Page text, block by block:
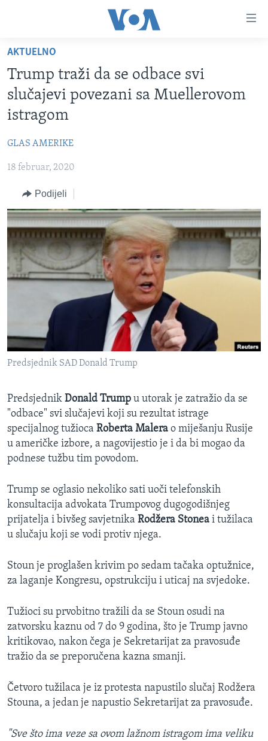
glavni
sadržaj
Pređi
na
glavnu
Idi
na
VIDEO
FOTOGRAFIJE DANA
BOSNA I HERCEGOVINA
SVIJET
NAUKA I TEHNOLOGIJA
SPECIJALNI PROJEKTI
KORUPCIJA
SLOBODA MEDIJA
ŽENSKA STRANA
IZBJEGLIČKA STRANA
MAGAZIN
O GLASU AMERIKE
Learning English
PRATITE NAS
Jezici
AKTUELNO
Trump traži da se odbace svi
slučajevi povezani sa Muellerovom
istragom
GLAS AMERIKE
18 februar, 2020
Podijeli
Predsjednik SAD Donald Trump
Predsjednik Donald Trump u utorak je zatražio da se
"odbace" svi slučajevi koji su rezultat istrage
specijalnog tužioca Roberta Malera o miješanju Rusije
u američke izbore, a nagovijestio je i da bi mogao da
podnese tužbu tim povodom.
Trump se oglasio nekoliko sati uoči telefonskih
konsultacija advokata Trumpovog dugogodišnjeg
prijatelja i bivšeg savjetnika Rodžera Stonea i tužilaca
u slučaju koji se vodi protiv njega.
Stoun je proglašen krivim po sedam tačaka optužnice,
za laganje Kongresu, opstrukciju i uticaj na svjedoke. ​
Tužioci su prvobitno tražili da se Stoun osudi na
zatvorsku kaznu od 7 do 9 godina, što je Trump javno
kritikovao, nakon čega je Sekretarijat za pravosuđe
tražio da se preporučena kazna smanji.
Četvoro tužilaca je iz protesta napustilo slučaj Rodžera
Stouna, a jedan je napustio Sekretarijat za pravosuđe. ​
"Sve što ima veze sa ovom lažnom istragom ima veliku